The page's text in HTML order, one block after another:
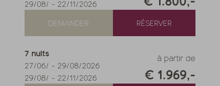
29/08/ - 22/11/2026
DEMANDER RÉSERVER
7 nuits
27/06/ - 29/08/2026
29/08/ - 22/11/2026
à partir de
€ 1.969,-